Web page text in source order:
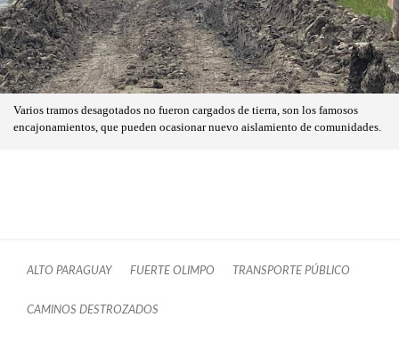
Varios tramos desagotados no fueron cargados de tierra, son los famosos
encajonamientos, que pueden ocasionar nuevo aislamiento de comunidades.
ALTO PARAGUAY FUERTE OLIMPO TRANSPORTE PÚBLICO
CAMINOS DESTROZADOS